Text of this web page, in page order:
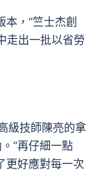
，“竺士杰創
走出一批以省勞
級技師陳亮的拿
“再仔細一點
更好應對每一次